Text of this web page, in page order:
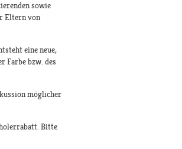
sowie
Eltern von
eine neue,
Farbe bzw. des
möglicher
Bitte